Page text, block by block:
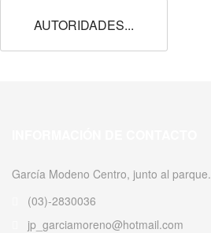
AUTORIDADES...
García Modeno Centro, junto al parque.
(03)-2830036
jp_garciamoreno@hotmail.com